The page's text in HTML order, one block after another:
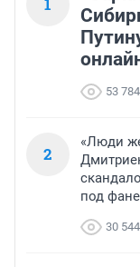
53 784
2
«Люди
под
30 544